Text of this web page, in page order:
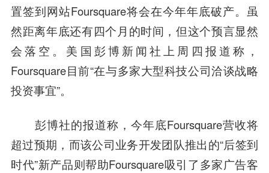
置签到网站Foursquare将会在今年年底破产。虽
然距离年底还有四个月的时间，但这个预言显然
会落空。美国彭博新闻社上周四报道称，
Foursquare目前“在与多家大型科技公司洽谈战略
投资事宜”。
彭博社的报道称，今年底Foursquare营收将
超过预期，而该公司业务开发团队推出的“后签到
时代”新产品则帮助Foursquare吸引了多家广告客